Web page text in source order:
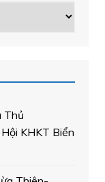
Thủ
KHKT Biển